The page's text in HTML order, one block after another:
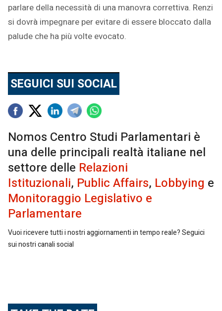
parlare della necessità di una manovra correttiva. Renzi
si dovrà impegnare per evitare di essere bloccato dalla
palude che ha più volte evocato.
SEGUICI SUI SOCIAL
Nomos Centro Studi Parlamentari è
una delle principali realtà italiane nel
settore delle Relazioni
Istituzionali, Public Affairs, Lobbying e
Monitoraggio Legislativo e
Parlamentare
Vuoi ricevere tutti i nostri aggiornamenti in tempo reale? Seguici
sui nostri canali social